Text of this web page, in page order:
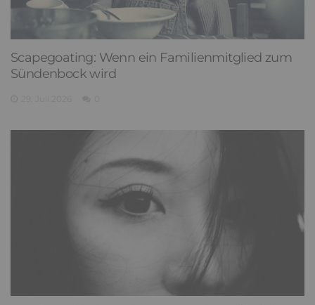
Scapegoating: Wenn ein Familienmitglied zum
Sündenbock wird